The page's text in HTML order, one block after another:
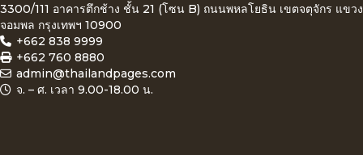
3300/111 อาคารตึกช้าง ชั้น 21 (โซน B) ถนนพหลโยธิน เขตจตุจักร แขวง
จอมพล กรุงเทพฯ 10900
+662 838 9999
+662 760 8880
admin@thailandpages.com
จ. – ศ. เวลา 9.00-18.00 น.